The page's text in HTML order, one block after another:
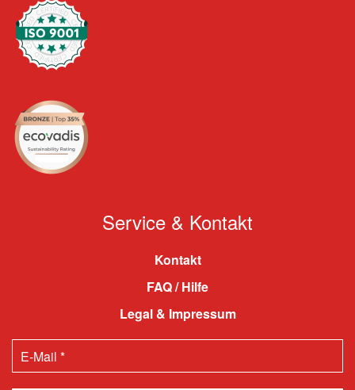
Service & Kontakt
Kontakt
FAQ / Hilfe
Legal & Impressum